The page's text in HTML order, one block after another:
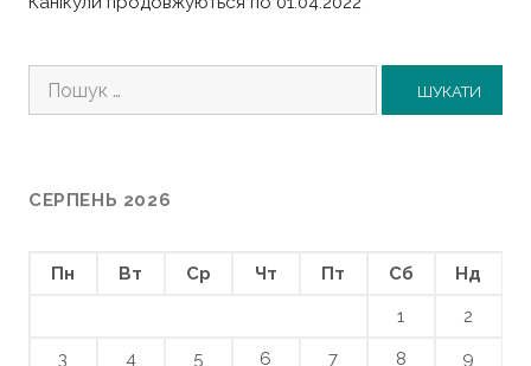
СЕРПЕНЬ 2026
Пн Вт Ср Чт Пт Сб
Нд
1
2
3
4 5 6 7 8
9